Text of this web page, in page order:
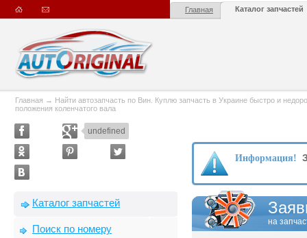
Главная Каталог запчастей
Главная → Найти автозапчасть по Вин. Куплю запчасть в Украине быстро и
положения коленчатого вала
undefined
Каталог запчастей
Поиск по номеру
Информация!
на